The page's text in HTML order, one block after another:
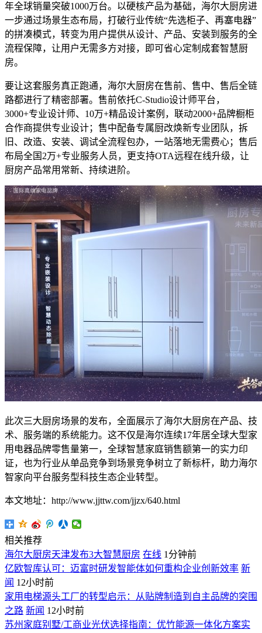
年全球销量突破1000万台。以硬核产品为基础，海尔大厨房进
一步通过场景生态布局，打破行业传统“先选柜子、再塞电器”
的拼凑模式，转变为用户提供从设计、产品、安装到服务的全
流程保障，让用户无需多方对接，即可省心定制成套智慧厨
房。
要让这套服务真正跑通，海尔大厨房在售前、售中、售后全链
路都进行了精密部署。售前依托C-Studio设计师平台，
3000+专业设计师、10万+精品设计案例，联动2000+品牌橱柜
合作商提供专业设计；售中配备专属厨改焕新专业团队，拆
旧、改造、安装、调试全流程包办，一站落地无需费心；售后
布局全国2万+专业服务人员，更支持OTA远程在线升级，让
厨房产品常用常新、持续进阶。
此次三大厨房场景的发布，全面展示了海尔大厨房在产品、技
术、服务端的系统能力。这不仅是海尔连续17年居全球大型家
用电器品牌零售量第一，全球智慧家庭销售额第一的实力印
证，也为行业从单品竞争到场景竞争树立了新标杆，助力海尔
智家向平台服务型科技生态企业转型。
本文地址：http://www.jjttw.com/jjzx/640.html
相关推荐
海尔大厨房天津发布3大智慧厨房 在线 1分钟前
亿欧智库认可：迈富时研发智能体如何重构企业创新效率 新
闻 12小时前
家用电梯源头工厂的转型启示：从贴牌制造到自主品牌的突围
之路 新闻 12小时前
苏州家庭别墅/工商业光伏选择指南：优竹能源一体化方案实